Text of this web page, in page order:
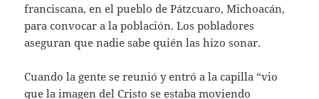
franciscana, en el pueblo de Pátzcuaro, Michoacán,
para convocar a la población. Los pobladores
aseguran que nadie sabe quién las hizo sonar.
Cuando la gente se reunió y entró a la capilla “vio
que la imagen del Cristo se estaba moviendo